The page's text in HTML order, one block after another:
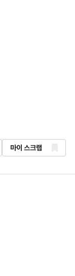
마이 스크랩